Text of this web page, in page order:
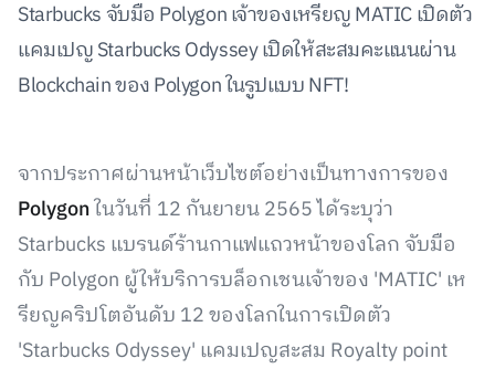
Starbucks จับมือ Polygon เจ้าของเหรียญ MATIC เปิดตัว
แคมเปญ Starbucks Odyssey เปิดให้สะสมคะแนนผ่าน
Blockchain ของ Polygon ในรูปแบบ NFT!
จากประกาศผ่านหน้าเว็บไซต์อย่างเป็นทางการของ
Polygonในวันที่ 12 กันยายน 2565 ได้ระบุว่า
Starbucks แบรนด์ร้านกาแฟแถวหน้าของโลก จับมือ
กับ Polygon ผู้ให้บริการบล็อกเชนเจ้าของ 'MATIC' เห
รียญคริปโตอันดับ 12 ของโลกในการเปิดตัว
'Starbucks Odyssey' แคมเปญสะสม Royalty point